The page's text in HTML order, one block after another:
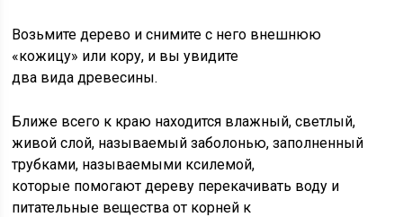
Возьмите дерево и снимите с него внешнюю
«кожицу» или кору, и вы увидите
два вида древесины.
Ближе всего к краю находится влажный, светлый,
живой слой, называемый заболонью, заполненный
трубками, называемыми ксилемой,
которые помогают дереву перекачивать воду и
питательные вещества от корней к